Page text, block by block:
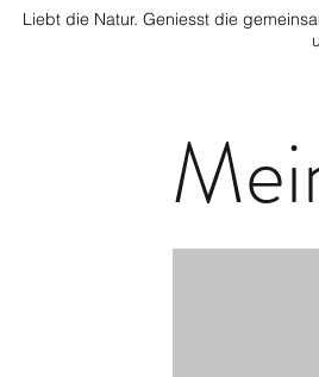
Liebt die Natur. Geniesst die